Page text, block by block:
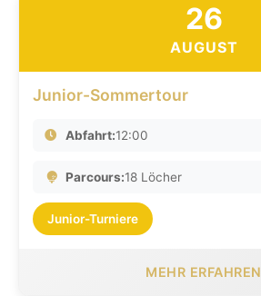
26
AUGUST
Junior-Sommertour
Abfahrt:12:00
Parcours:18 Löcher
Junior-Turniere
MEHR ERFAHREN